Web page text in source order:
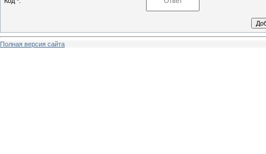
Полная версия сайта